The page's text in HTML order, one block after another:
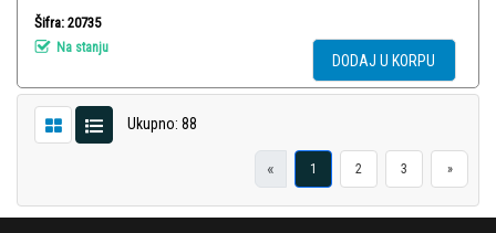
Šifra: 20735
Na stanju
DODAJ U KORPU
Ukupno: 88
« 1 2 3 »